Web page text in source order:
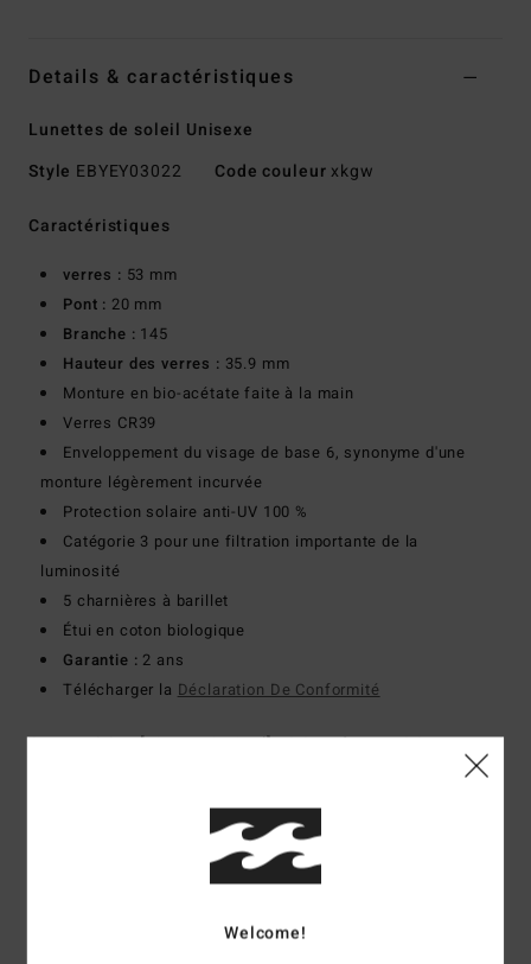
Details & caractéristiques
Lunettes de soleil Unisexe
Style EBYEY03022 Code couleurxkgw
Caractéristiques
verres : 53 mm
Pont : 20 mm
Branche : 145
Hauteur des verres : 35.9 mm
Monture en bio-acétate faite à la main
Verres CR39
Enveloppement du visage de base 6, synonyme d'une
monture légèrement incurvée
Protection solaire anti-UV 100 %
Catégorie 3 pour une filtration importante de la
luminosité
5 charnières à barillet
Étui en coton biologique
Garantie : 2 ans
Télécharger la Déclaration De Conformité
Composition[Tissu principal] 50 % acétate, 50 %
Traçabilité du produit (Loi Agec)
Welcome!